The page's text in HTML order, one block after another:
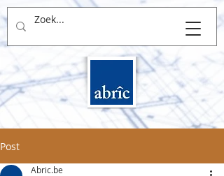
Post
Abric.be